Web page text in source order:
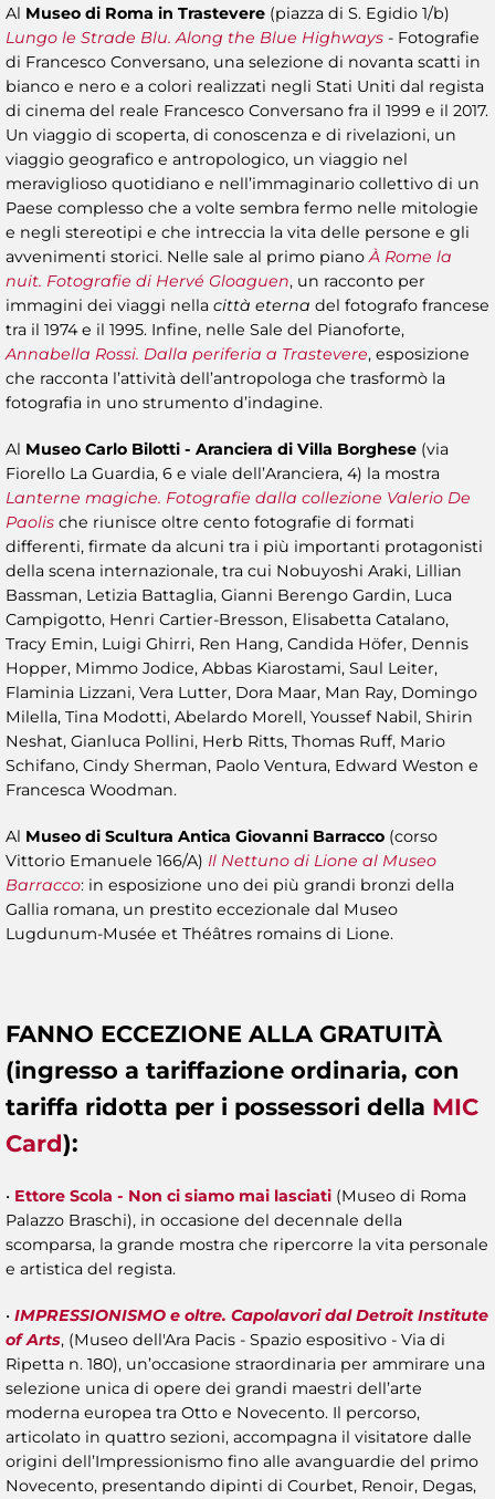
Al Museo di Roma in Trastevere (piazza di S. Egidio 1/b)
Lungo le Strade Blu. Along the Blue Highways - Fotografie
di Francesco Conversano, una selezione di novanta scatti in
bianco e nero e a colori realizzati negli Stati Uniti dal regista
di cinema del reale Francesco Conversano fra il 1999 e il 2017.
Un viaggio di scoperta, di conoscenza e di rivelazioni, un
viaggio geografico e antropologico, un viaggio nel
meraviglioso quotidiano e nell’immaginario collettivo di un
Paese complesso che a volte sembra fermo nelle mitologie
e negli stereotipi e che intreccia la vita delle persone e gli
avvenimenti storici. Nelle sale al primo pianoÀ Rome la
nuit. Fotografie di Hervé Gloaguen, un racconto per
immagini dei viaggi nella città eterna del fotografo francese
tra il 1974 e il 1995. Infine, nelle Sale del Pianoforte,
Annabella Rossi. Dalla periferia a Trastevere, esposizione
che racconta l’attività dell’antropologa che trasformò la
fotografia in uno strumento d’indagine.
Al Museo Carlo Bilotti - Aranciera di Villa Borghese (via
Fiorello La Guardia, 6 e viale dell’Aranciera, 4) la mostra
Lanterne magiche. Fotografie dalla collezione Valerio De
Paolis che riunisce oltre cento fotografie di formati
differenti, firmate da alcuni tra i più importanti protagonisti
della scena internazionale, tra cui Nobuyoshi Araki, Lillian
Bassman, Letizia Battaglia, Gianni Berengo Gardin, Luca
Campigotto, Henri Cartier-Bresson, Elisabetta Catalano,
Tracy Emin, Luigi Ghirri, Ren Hang, Candida Höfer, Dennis
Hopper, Mimmo Jodice, Abbas Kiarostami, Saul Leiter,
Flaminia Lizzani, Vera Lutter, Dora Maar, Man Ray, Domingo
Milella, Tina Modotti, Abelardo Morell, Youssef Nabil, Shirin
Neshat, Gianluca Pollini, Herb Ritts, Thomas Ruff, Mario
Schifano, Cindy Sherman, Paolo Ventura, Edward Weston e
Francesca Woodman.
Al Museo di Scultura Antica Giovanni Barracco (corso
Vittorio Emanuele 166/A) Il Nettuno di Lione al Museo
Barracco: in esposizione uno dei più grandi bronzi della
Gallia romana, un prestito eccezionale dal Museo
Lugdunum-Musée et Théâtres romains di Lione.
FANNO ECCEZIONE ALLA GRATUITÀ
(ingresso a tariffazione ordinaria, con
tariffa ridotta per i possessori della MIC
Card):
• Ettore Scola - Non ci siamo mai lasciati (Museo di Roma
Palazzo Braschi), in occasione del decennale della
scomparsa, la grande mostra che ripercorre la vita personale
e artistica del regista.
• IMPRESSIONISMO e oltre. Capolavori dal Detroit Institute
of Arts, (Museo dell'Ara Pacis - Spazio espositivo - Via di
Ripetta n. 180), un’occasione straordinaria per ammirare una
selezione unica di opere dei grandi maestri dell’arte
moderna europea tra Otto e Novecento. Il percorso,
articolato in quattro sezioni, accompagna il visitatore dalle
origini dell’Impressionismo fino alle avanguardie del primo
Novecento, presentando dipinti di Courbet, Renoir, Degas,